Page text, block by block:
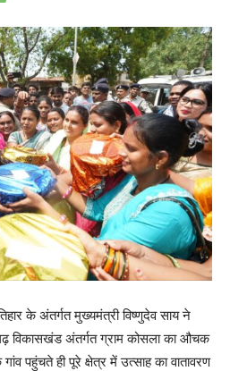
के अंतर्गत मुख्यमंत्री विष्णुदेव साय ने
विकासखंड अंतर्गत ग्राम कोसला का औचक
पहुंचते ही पूरे क्षेत्र में उत्साह का वातावरण